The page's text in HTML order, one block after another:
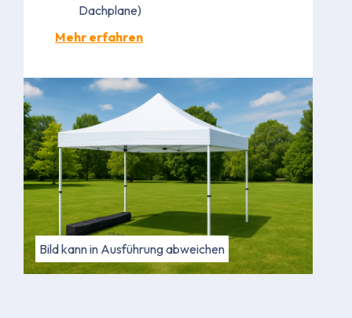
Dachplane)
Mehr erfahren
Bild kann in Ausführung abweichen